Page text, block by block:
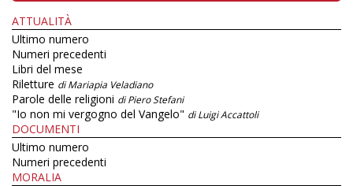
ATTUALITÀ
Ultimo numero
Numeri precedenti
Libri del mese
Riletture di Mariapia Veladiano
Parole delle religioni di Piero Stefani
"Io non mi vergogno del Vangelo" di Luigi Accattoli
DOCUMENTI
Ultimo numero
Numeri precedenti
MORALIA